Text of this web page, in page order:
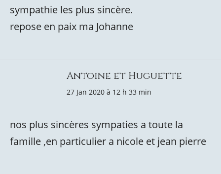
sympathie les plus sincère.
repose en paix ma Johanne
Antoine et Huguette
27 Jan 2020 à 12 h 33 min
nos plus sincères sympaties a toute la
famille ,en particulier a nicole et jean pierre